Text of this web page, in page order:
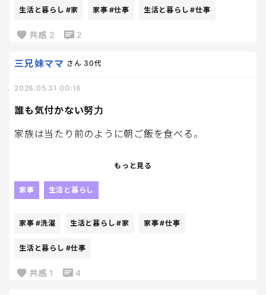
家中に落ちてる持ち主不明の物たち。
そしてなぜか最終的に私の仕事になる。
生活と暮らし #家 家事 #仕事 生活と暮らし #仕事
共感 2 2
誰も気付かない努力
三兄妹ママ さん 30代
2026.05.31 00:16
家族は当たり前のように朝ご飯を食べる。
当たり前のように制服を着る。
当たり前のように学校や仕事へ行く。
でもその裏では、洗濯したり、準備したり、補充した
よ。
もっと見る
家事 生活と暮らし
家事 #洗濯 生活と暮らし #家 家事#仕事
生活と暮らし #仕事
共感 1 4